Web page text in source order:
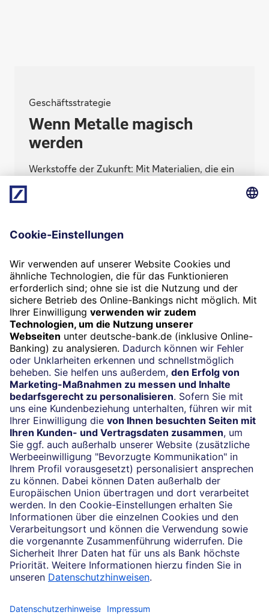
Geschäftsstrategie
Wenn Metalle magisch
werden
Werkstoffe der Zukunft: Mit Materialien, die ein
erkannt.
Termin
Beratung vereinbaren
24/7-Kundenservice
(069) 910-100 61
Impressum
Konditionen und Preise
Rechtliche Hinweise
Datenschutz